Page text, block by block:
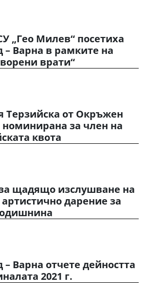
„Гео Милев“ посетиха
Варна в рамките на
врати“
Терзийска от Окръжен
номинирана за член на
квота
щадящо изслушване на
дарение за
Варна отчете дейността
2021 г.